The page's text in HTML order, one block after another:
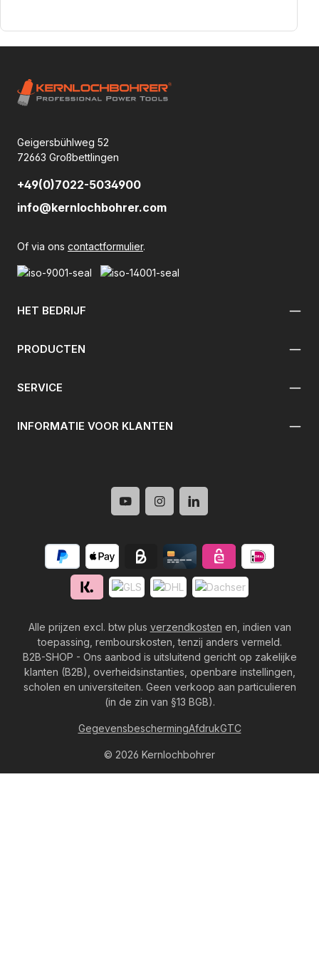
Geigersbühlweg 52
72663 Großbettlingen
+49(0)7022-5034900
info@kernlochbohrer.com
Of via ons contactformulier.
HET BEDRIJF
PRODUCTEN
SERVICE
INFORMATIE VOOR KLANTEN
Alle prijzen excl. btw plus verzendkosten en, indien van
toepassing, rembourskosten, tenzij anders vermeld.
B2B-SHOP - Ons aanbod is uitsluitend gericht op zakelijke
klanten (B2B), overheidsinstanties, openbare instellingen,
scholen en universiteiten. Geen verkoop aan particulieren
(in de zin van §13 BGB).
© 2026 Kernlochbohrer
GegevensbeschermingAfdrukGTC